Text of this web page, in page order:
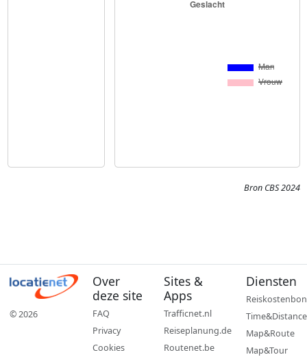
Bron CBS 2024
© 2026
Over
deze site
FAQ
Privacy
Cookies
Sites &
Apps
Trafficnet.nl
Reiseplanung.de
Routenet.be
Diensten
Reiskostenbon
Time&Distance
Map&Route
Map&Tour